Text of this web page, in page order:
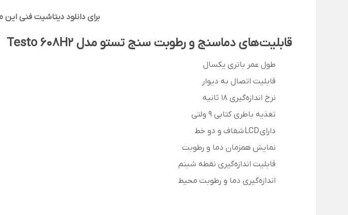
برای دانلود دیتاشیت فنی
قابلیت‌های دماسنج و رطوبت سنج تستو مدل Testo 608H2
طول عمر باتری یکسال
قابلیت اتصال به دیوار
نرخ اندازه‌گیری 18 ثانیه
تغذیه باطری کتابی 9 ولتی
دارای LCD شفاف و دو خط
نمایش همزمان دما و رطوبت
قابلیت اندازه‌گیری نقطه شبنم
اندازه‌گیری دما و رطوبت محیط